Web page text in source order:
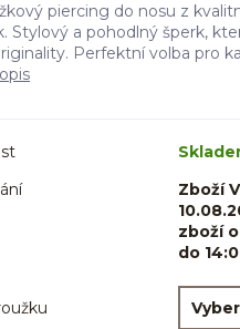
piercing do nosu z
Stylový a pohodlný šperk,
Perfektní volba pro
Zboží
zboží
do